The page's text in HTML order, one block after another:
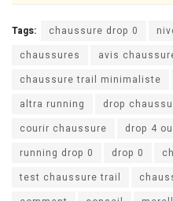
Tags: chaussure drop 0
chaussures
avis
chaussure trail minimaliste
altra running
drop
courir chaussure
drop 4
running drop 0
drop 0
test chaussure trail